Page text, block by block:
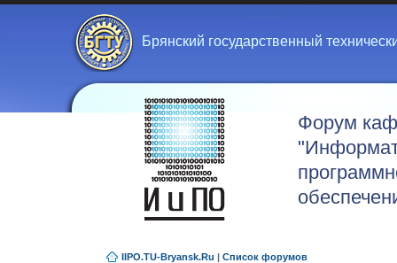
Брянский государственный
Форум
IIPO.TU-Bryansk.Ru | Список форумов